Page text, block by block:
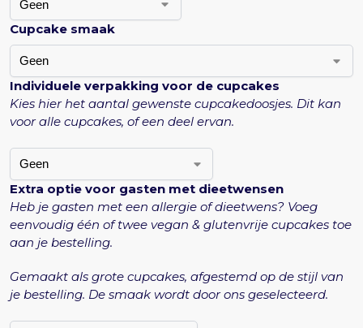
Cupcake smaak
Individuele verpakking voor de cupcakes
Kies hier het aantal gewenste cupcakedoosjes. Dit kan
voor alle cupcakes, of een deel ervan.
Extra optie voor gasten met dieetwensen
Heb je gasten met een allergie of dieetwens? Voeg
eenvoudig één of twee vegan & glutenvrije cupcakes toe
aan je bestelling.
Gemaakt als grote cupcakes, afgestemd op de stijl van
je bestelling. De smaak wordt door ons geselecteerd.